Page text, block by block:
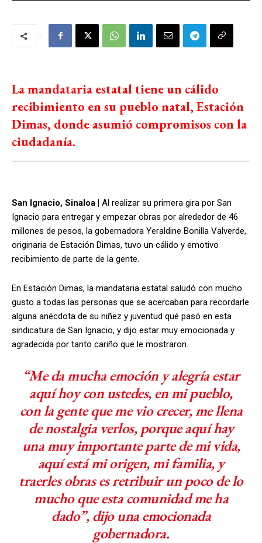
La mandataria estatal tiene un cálido
recibimiento en su pueblo natal, Estación
Dimas, donde asumió compromisos con la
ciudadanía.
San Ignacio, Sinaloa | Al realizar su primera gira por San
Ignacio para entregar y empezar obras por alrededor de 46
millones de pesos, la gobernadora Yeraldine Bonilla Valverde,
originaria de Estación Dimas, tuvo un cálido y emotivo
recibimiento de parte de la gente.
En Estación Dimas, la mandataria estatal saludó con mucho
gusto a todas las personas que se acercaban para recordarle
alguna anécdota de su niñez y juventud qué pasó en esta
sindicatura de San Ignacio, y dijo estar muy emocionada y
agradecida por tanto cariño que le mostraron.
“Me da mucha emoción y alegría estar
aquí hoy con ustedes, en mi pueblo,
con la gente que me vio crecer, me llena
de nostalgia verlos, porque aquí hay
una muy importante parte de mi vida,
aquí está mi origen, mi familia, y
traerles obras es retribuir un poco de lo
mucho que esta comunidad me ha
dado”, dijo una emocionada
gobernadora.